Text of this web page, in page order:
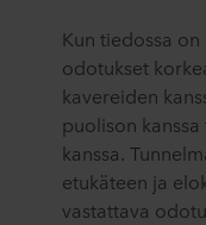
Kun tiedossa
odotukset
kavereiden
puolison
kanssa.
etukäteen ja
vastattava